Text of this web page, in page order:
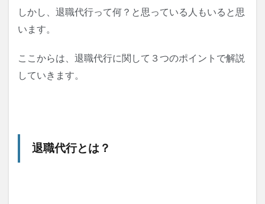
しかし、退職代行って何？と思っている人もいると思
います。
ここからは、退職代行に関して３つのポイントで解説
していきます。
退職代行とは？